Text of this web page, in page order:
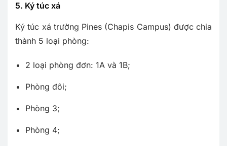
5. Ký túc xá
Ký túc xá trường Pines (Chapis Campus) được chia
thành 5 loại phòng:
2 loại phòng đơn: 1A và 1B;
Phòng đôi;
Phòng 3;
Phòng 4;